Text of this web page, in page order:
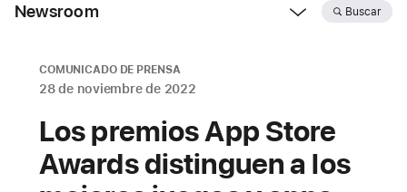
Newsroom Buscar
COMUNICADO DE PRENSA
28 de noviembre de 2022
Los premios App Store
Awards distinguen a los